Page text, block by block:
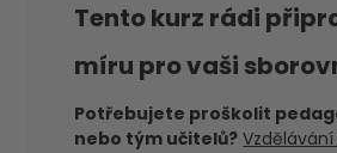
Tento kurz rádi
míru pro vaši
Potřebujete proškolit
nebo tým učitelů?